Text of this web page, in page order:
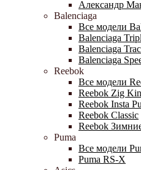
Александр
Balenciaga
Все модели
Balenciaga
Balenciaga
Balenciaga
Reebok
Все модели
Reebok Zig
Reebok Insta
Reebok Classic
Reebok
Puma
Все модели
Puma RS-X